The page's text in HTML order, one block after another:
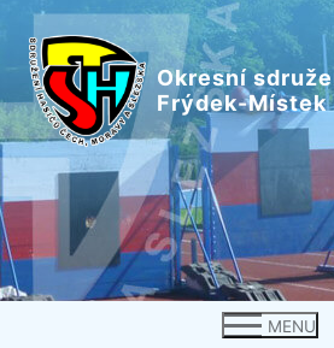
Přeskočit
obsah
Okresní
Frýdek-Místek
MENU